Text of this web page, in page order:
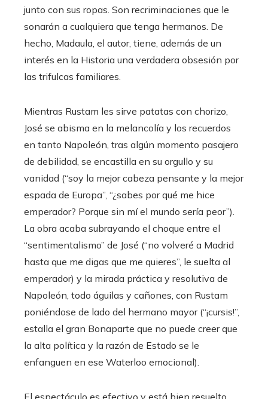
junto con sus ropas. Son recriminaciones que le
sonarán a cualquiera que tenga hermanos. De
hecho, Madaula, el autor, tiene, además de un
interés en la Historia una verdadera obsesión por
las trifulcas familiares.
Mientras Rustam les sirve patatas con chorizo,
José se abisma en la melancolía y los recuerdos
en tanto Napoleón, tras algún momento pasajero
de debilidad, se encastilla en su orgullo y su
vanidad (“soy la mejor cabeza pensante y la mejor
espada de Europa”, “¿sabes por qué me hice
emperador? Porque sin mí el mundo sería peor”).
La obra acaba subrayando el choque entre el
“sentimentalismo” de José (“no volveré a Madrid
hasta que me digas que me quieres”, le suelta al
emperador) y la mirada práctica y resolutiva de
Napoleón, todo águilas y cañones, con Rustam
poniéndose de lado del hermano mayor (“¡cursis!”,
estalla el gran Bonaparte que no puede creer que
la alta política y la razón de Estado se le
enfanguen en ese Waterloo emocional).